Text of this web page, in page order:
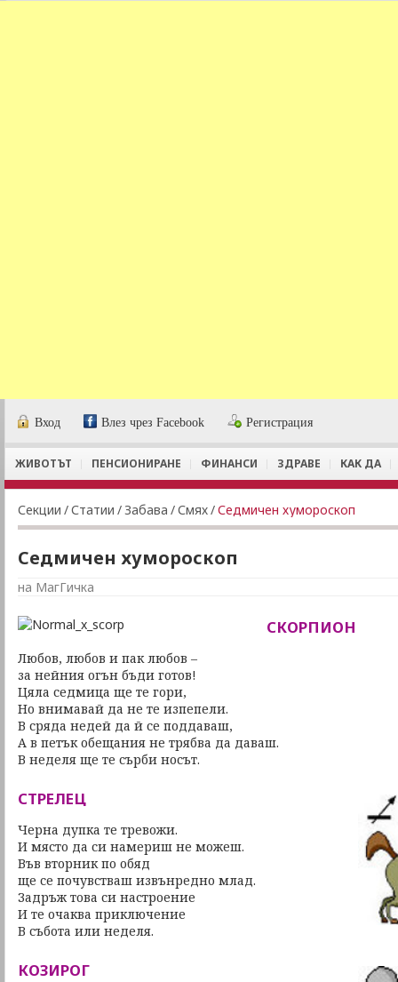
Вход Влез чрез Facebook Регистрация
ЖИВОТЪТ ПЕНСИОНИРАНЕ ФИНАНСИ ЗДРАВЕ КАК ДА
Секции /Статии / Забава /Смях/Седмичен хумороскоп
Седмичен хумороскоп
на МагГичка
СКОРПИОН
Любов, любов и пак любов –
за нейния огън бъди готов!
Цяла седмица ще те гори,
Но внимавай да не те изпепели.
В сряда недей да й се поддаваш,
А в петък обещания не трябва да даваш.
В неделя ще те сърби носът.
СТРЕЛЕЦ
Черна дупка те тревожи.
И място да си намериш не можеш.
Във вторник по обяд
ще се почувстваш извънредно млад.
Задръж това си настроение
И те очаква приключение
В събота или неделя.
КОЗИРОГ